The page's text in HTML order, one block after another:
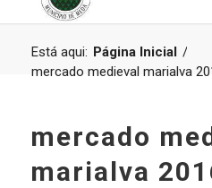
Está aqui: Página Inicial /
mercado medieval marialva
mercado
marialva